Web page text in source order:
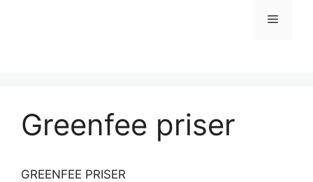
Meny
Greenfee priser
GREENFEE PRISER